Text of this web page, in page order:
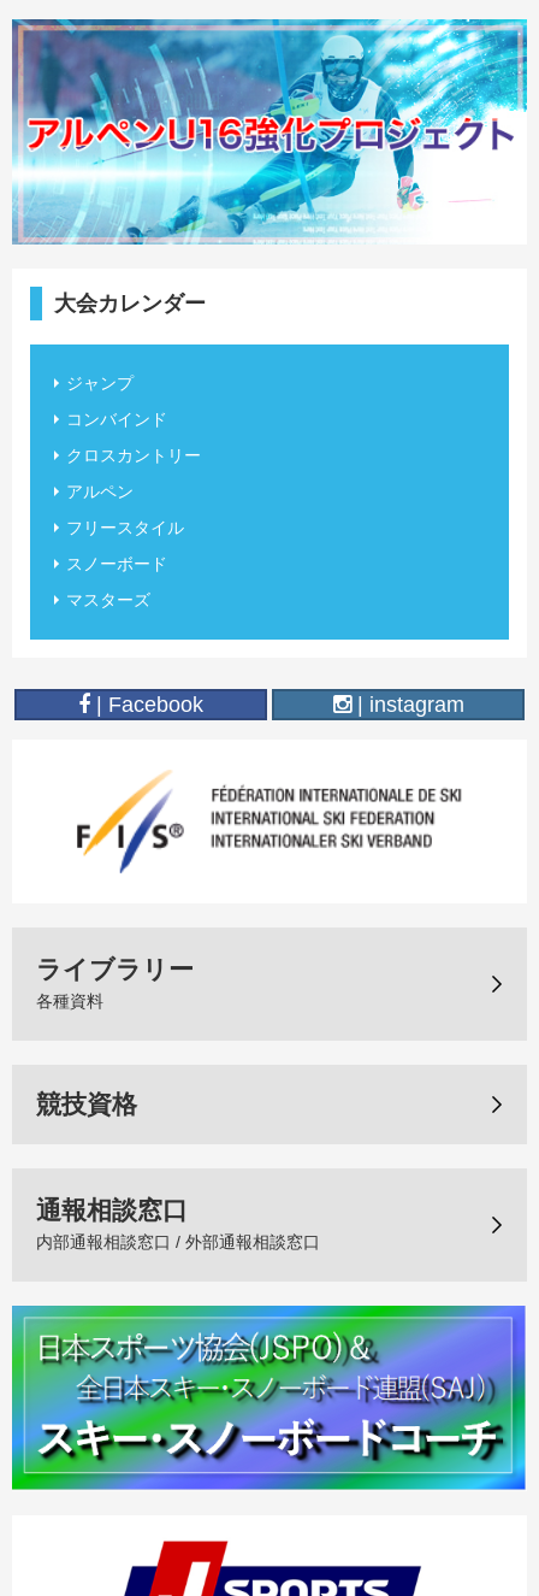
大会カレンダー
ジャンプ
コンバインド
クロスカントリー
アルペン
フリースタイル
スノーボード
マスターズ
| Facebook | instagram
ライブラリー
各種資料
競技資格
通報相談窓口
内部通報相談窓口 / 外部通報相談窓口